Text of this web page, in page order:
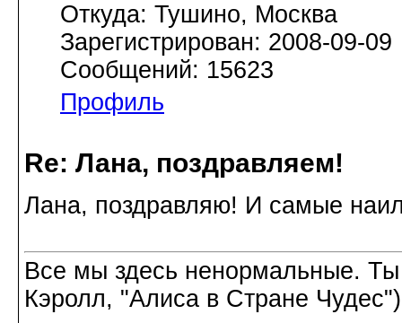
Откуда: Тушино, Москва
Зарегистрирован: 2008-09-09
Сообщений: 15623
Профиль
Re: Лана, поздравляем!
Лана, поздравляю! И самые
Все мы здесь ненормальные.
Кэролл, "Алиса в Стране Чудес")